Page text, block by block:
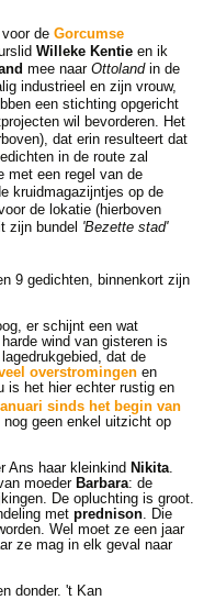
de Gorcumse
Willeke Kentieen ik
mee naar Ottolandin de
industrieel en zijn vrouw,
een stichting opgericht
wil bevorderen. Het
dat erin resulteert dat
in de route zal
met een regel van de
kruidmagazijntjes op de
de lokatie (hierboven
zijn bundel 'Bezette stad'
9 gedichten, binnenkort zijn
er schijnt een wat
wind van gisteren is
dat de
overstromingenen
is het hier echter rustig en
sinds het begin van
geen enkel uitzicht op
Ans haar kleinkind Nikita.
moederBarbara: de
De opluchting is groot.
met prednison. Die
Wel moet ze een jaar
ze mag in elk geval naar
donder. 't Kan